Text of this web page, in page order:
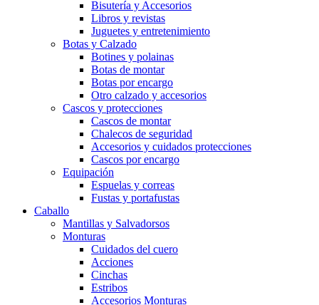
Bisutería y Accesorios
Libros y revistas
Juguetes y entretenimiento
Botas y Calzado
Botines y polainas
Botas de montar
Botas por encargo
Otro calzado y accesorios
Cascos y protecciones
Cascos de montar
Chalecos de seguridad
Accesorios y cuidados protecciones
Cascos por encargo
Equipación
Espuelas y correas
Fustas y portafustas
Caballo
Mantillas y Salvadorsos
Monturas
Cuidados del cuero
Acciones
Cinchas
Estribos
Accesorios Monturas